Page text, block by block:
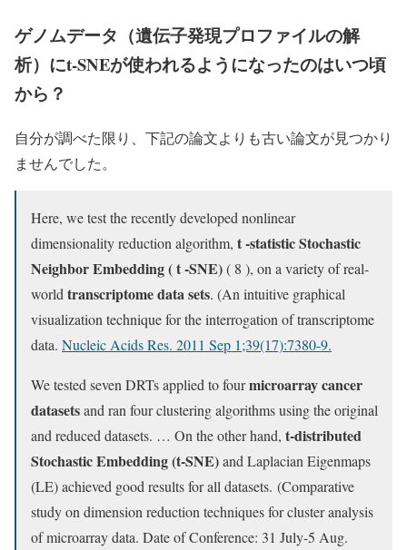
ゲノムデータ（遺伝子発現プロファイルの解
析）にt-SNEが使われるようになったのはいつ頃
から？
自分が調べた限り、下記の論文よりも古い論文が見つかり
ませんでした。
Here, we test the recently developed nonlinear
dimensionality reduction algorithm, t -statistic Stochastic
Neighbor Embedding ( t -SNE)( 8 ), on a variety of real-
world transcriptome data sets. (An intuitive graphical
visualization technique for the interrogation of transcriptome
data. Nucleic Acids Res. 2011 Sep 1;39(17):7380-9.
We tested seven DRTs applied to fourmicroarray cancer
datasetsand ran four clustering algorithms using the original
and reduced datasets. … On the other hand, t-distributed
Stochastic Embedding (t-SNE)and Laplacian Eigenmaps
(LE) achieved good results for all datasets. (Comparative
study on dimension reduction techniques for cluster analysis
of microarray data. Date of Conference: 31 July-5 Aug.